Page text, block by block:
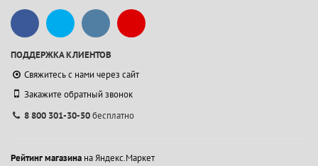
ПОДДЕРЖКА КЛИЕНТОВ
Свяжитесь с нами через сайт
Закажите обратный звонок
8 800 301-30-50бесплатно
Рейтинг магазина на Яндекс.Маркет